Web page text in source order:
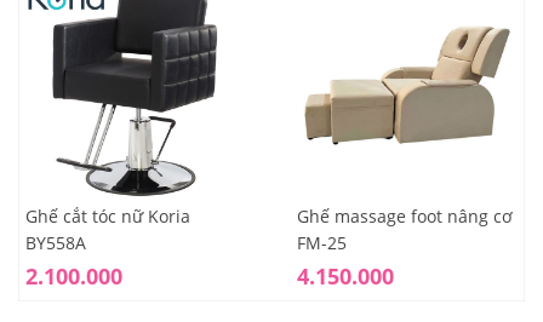
Ghế cắt tóc nữ Koria
BY558A
2.100.000
Ghế massage foot nâng cơ
FM-25
4.150.000